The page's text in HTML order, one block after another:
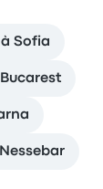
à Sofia